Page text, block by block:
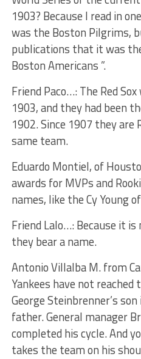
1903? Because I read in
was the Boston Pilgrims,
publications that it was
Boston Americans ”.
Friend Paco…: The Red
1903, and they had been
1902. Since 1907 they are
same team.
Eduardo Montiel, of
awards for MVPs and
names, like the Cy Young
Friend Lalo…: Because it
they bear a name.
Antonio Villalba M. from
Yankees have not reached
George Steinbrenner’s
father. General manager
completed his cycle. And
takes the team on his